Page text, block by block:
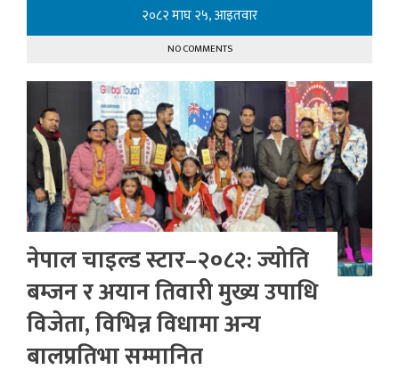
२०८२ माघ २५, आइतवार
NO COMMENTS
नेपाल चाइल्ड स्टार–२०८२: ज्योति
बम्जन र अयान तिवारी मुख्य उपाधि
विजेता, विभिन्न विधामा अन्य
बालप्रतिभा सम्मानित